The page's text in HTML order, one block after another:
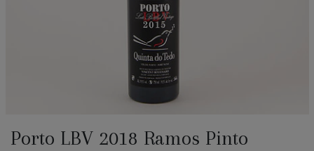
Porto LBV 2018 Ramos Pinto